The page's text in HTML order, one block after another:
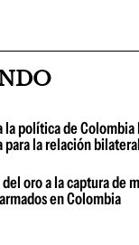
la política de Colombia
la relación bilateral
oro a la captura de
en Colombia